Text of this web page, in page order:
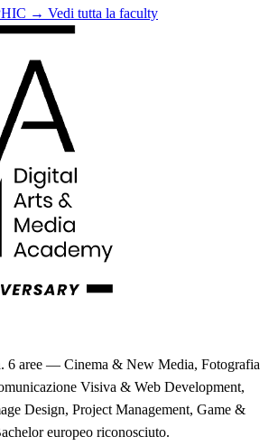
→ Vedi tutta la faculty
6 aree — Cinema & New Media, Fotografia
Visiva & Web Development,
Design, Project Management, Game &
europeo riconosciuto.